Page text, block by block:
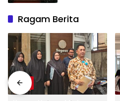
Ragam Berita
Berita